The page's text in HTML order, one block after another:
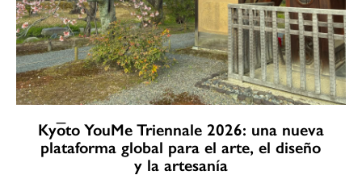
Kyōto YouMe Triennale 2026: una nueva
plataforma global para el arte, el diseño
y la artesanía